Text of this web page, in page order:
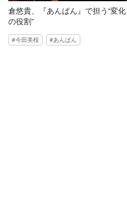
倉悠貴、『あんぱん』で担う“変化
の役割”
今田美桜 あんぱん